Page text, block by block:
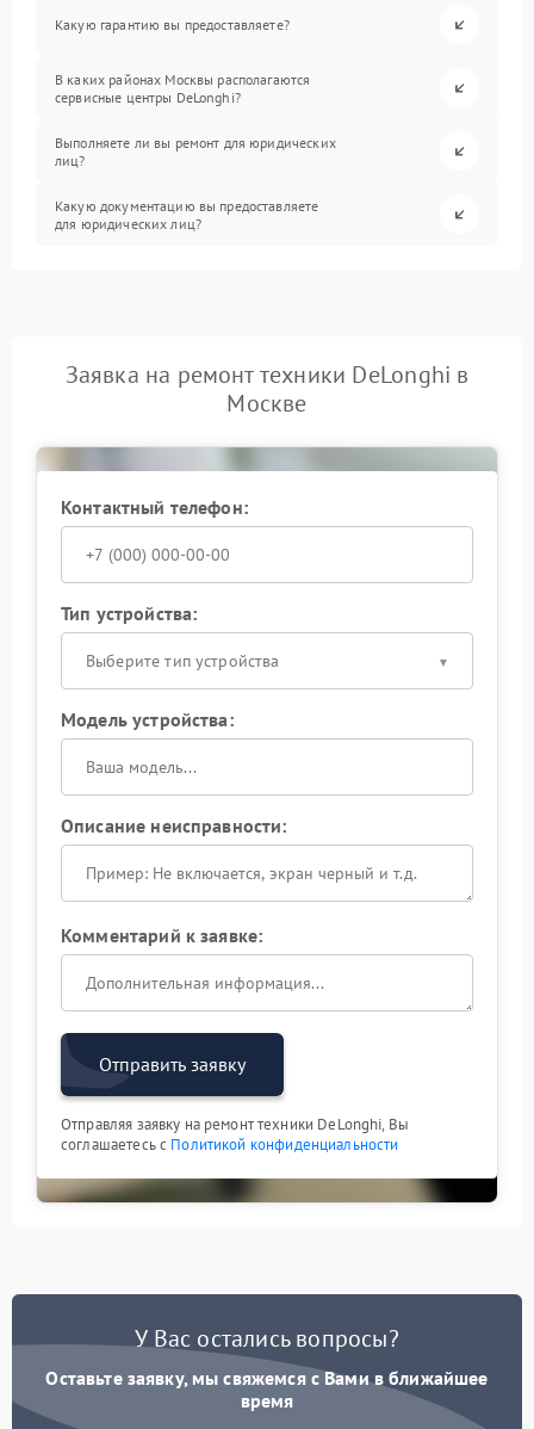
Какую гарантию вы предоставляете?
В каких районах Москвы располагаются
сервисные центры DeLonghi?
Выполняете ли вы ремонт для юридических
лиц?
Какую документацию вы предоставляете
для юридических лиц?
Заявка на ремонт техники DeLonghi в
Москве
Контактный телефон:
Тип устройства:
Выберите тип устройства
Модель устройства:
Описание неисправности:
Комментарий к заявке:
Отправить заявку
Отправляя заявку на ремонт техники DeLonghi, Вы
соглашаетесь с Политикой конфиденциальности
У Вас остались вопросы?
Оставьте заявку, мы свяжемся с Вами в ближайшее
время